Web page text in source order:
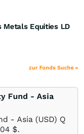
Metals Equities LD
zur Fonds Suche »
Fund - Asia
- Asia (USD) Q
$.